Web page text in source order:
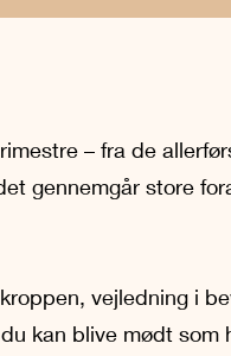
– fra de
gennemgår store
vejledning i
kan blive mødt